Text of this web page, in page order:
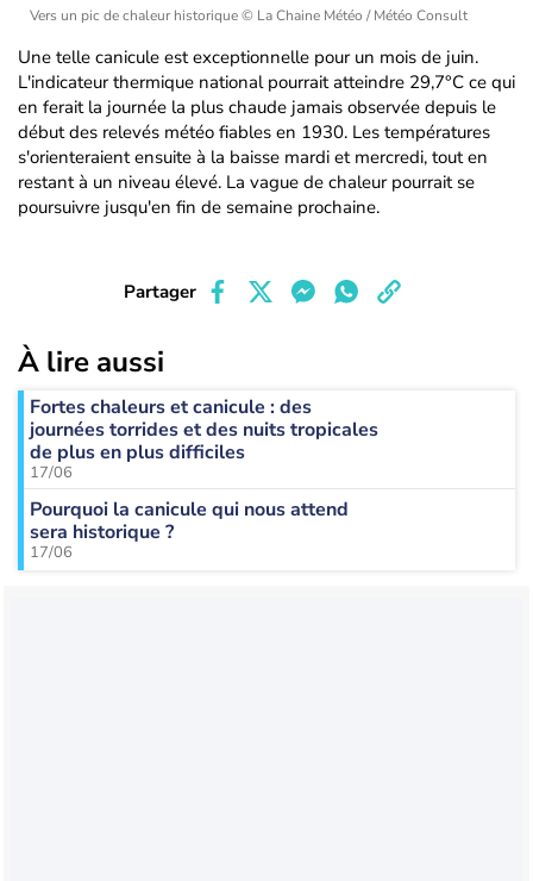
Vers un pic de chaleur historique© La Chaine Météo / Météo Consult
Une telle canicule est exceptionnelle pour un mois de juin.
L'indicateur thermique national pourrait atteindre 29,7°C ce qui
en ferait la journée la plus chaude jamais observée depuis le
début des relevés météo fiables en 1930. Les températures
s'orienteraient ensuite à la baisse mardi et mercredi, tout en
restant à un niveau élevé. La vague de chaleur pourrait se
poursuivre jusqu'en fin de semaine prochaine.
Partager
À lire aussi
Fortes chaleurs et canicule : des
journées torrides et des nuits tropicales
de plus en plus difficiles
17/06
Pourquoi la canicule qui nous attend
sera historique ?
17/06